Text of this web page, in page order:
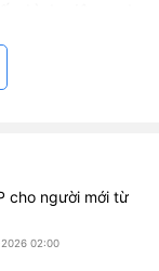
cũ giá rẻ sở
phải dòng máy
kế, các dòng
được sự ưu
cho người mới từ
02:00